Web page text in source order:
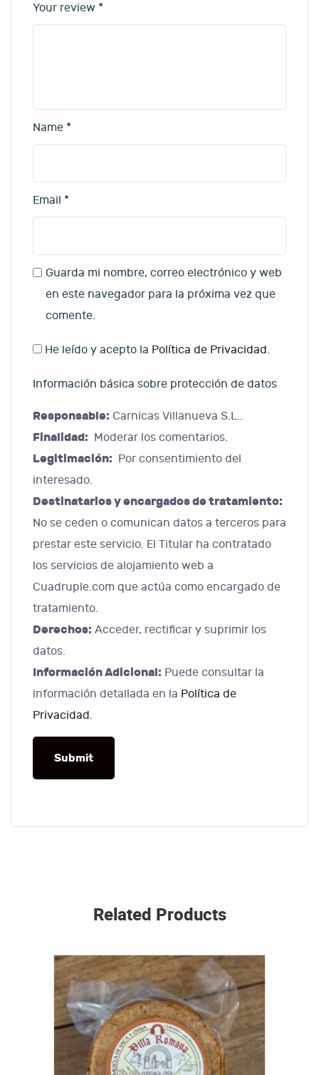
Your review *
Name *
Email *
Guarda mi nombre, correo electrónico y web
en este navegador para la próxima vez que
comente.
He leído y acepto la Política de Privacidad.
Información básica sobre protección de datos
Responsable: Carnicas Villanueva S.L..
Finalidad: Moderar los comentarios.
Legitimación: Por consentimiento del
interesado.
Destinatarios y encargados de tratamiento:
No se ceden o comunican datos a terceros para
prestar este servicio. El Titular ha contratado
los servicios de alojamiento web a
Cuadruple.com que actúa como encargado de
tratamiento.
Derechos: Acceder, rectificar y suprimir los
datos.
Información Adicional: Puede consultar la
información detallada en la Política de
Privacidad.
Submit
Related Products